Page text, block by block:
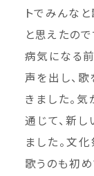
トでみんなと
と思えたので
病気になる
声を出し、
きました。
通じて、新
ました。文化
歌うのも初め